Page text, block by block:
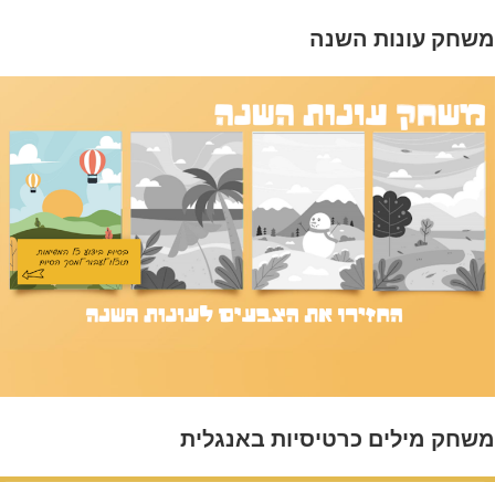
משחק עונות השנה
משחק מילים כרטיסיות באנגלית